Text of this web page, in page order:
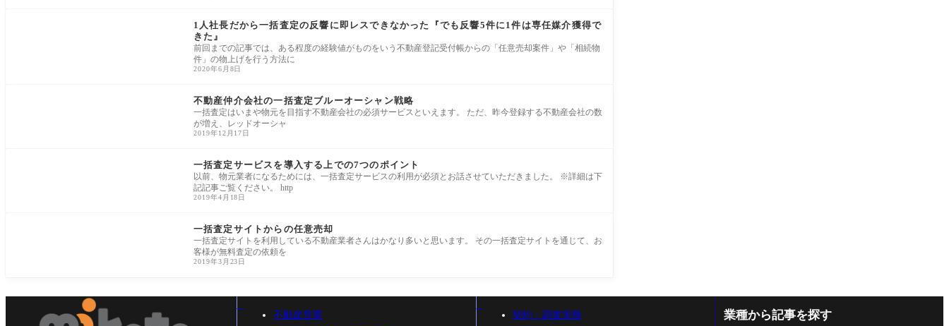
1人社長だから一括査定の反響に即レスできなかった『でも反響5件に1件は専任媒介獲得で
きた』
前回までの記事では、ある程度の経験値がものをいう不動産登記受付帳からの「任意売却案件」や「相続物
件」の物上げを行う方法に
2020年6月8日
不動産仲介会社の一括査定ブルーオーシャン戦略
一括査定はいまや物元を目指す不動産会社の必須サービスといえます。 ただ、昨今登録する不動産会社の数
が増え、レッドオーシャ
2019年12月17日
一括査定サービスを導入する上での7つのポイント
以前、物元業者になるためには、一括査定サービスの利用が必須とお話させていただきました。 ※詳細は下
記記事ご覧ください。 http
2019年4月18日
一括査定サイトからの任意売却
一括査定サイトを利用している不動産業者さんはかなり多いと思います。 その一括査定サイトを通じて、お
客様が無料査定の依頼を
2019年3月23日
不動産営業
契約・調査実務
業種から記事を探す